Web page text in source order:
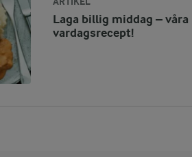
Laga billig middag – våra
vardagsrecept!